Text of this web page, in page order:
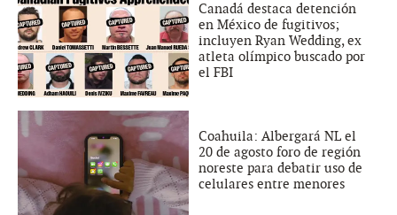
Canadá destaca detención
en México de fugitivos;
incluyen Ryan Wedding, ex
atleta olímpico buscado por
el FBI
Coahuila: Albergará NL el
20 de agosto foro de región
noreste para debatir uso de
celulares entre menores